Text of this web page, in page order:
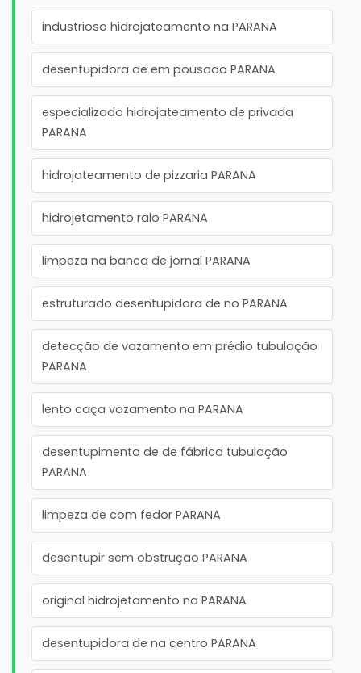
industrioso hidrojateamento na PARANA
desentupidora de em pousada PARANA
especializado hidrojateamento de privada
PARANA
hidrojateamento de pizzaria PARANA
hidrojetamento ralo PARANA
limpeza na banca de jornal PARANA
estruturado desentupidora de no PARANA
detecção de vazamento em prédio tubulação
PARANA
lento caça vazamento na PARANA
desentupimento de de fábrica tubulação
PARANA
limpeza de com fedor PARANA
desentupir sem obstrução PARANA
original hidrojetamento na PARANA
desentupidora de na centro PARANA